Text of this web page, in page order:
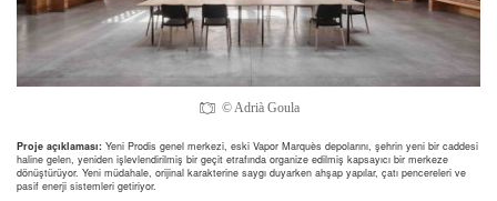
© Adrià Goula
Proje açıklaması: Yeni Prodis genel merkezi, eski Vapor Marquès depolarını, şehrin yeni bir caddesi
haline gelen, yeniden işlevlendirilmiş bir geçit etrafında organize edilmiş kapsayıcı bir merkeze
dönüştürüyor. Yeni müdahale, orijinal karakterine saygı duyarken ahşap yapılar, çatı pencereleri ve
pasif enerji sistemleri getiriyor.